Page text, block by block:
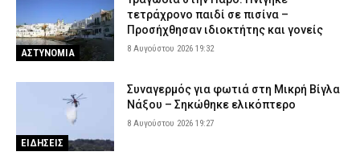
ΑΣΤΥΝΟΜΙΑ
τετράχρονο παιδί σε πισίνα –
Προσήχθησαν ιδιοκτήτης και γονείς
8 Αυγούστου 2026 19:32
ΕΙΔΗΣΕΙΣ
Συναγερμός για φωτιά στη Μικρή Βίγλα
Νάξου – Σηκώθηκε ελικόπτερο
8 Αυγούστου 2026 19:27